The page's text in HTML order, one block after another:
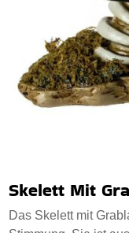
Skelett Mit
Das Skelett mit